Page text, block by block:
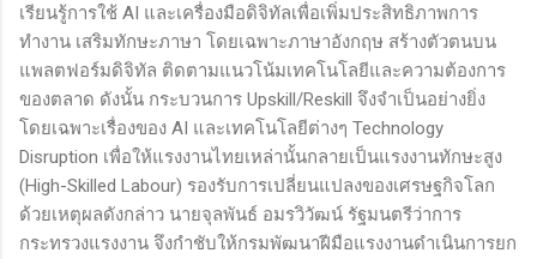
เรียนรู้การใช้ AI และเครื่องมือดิจิทัลเพื่อเพิ่มประสิทธิภาพการ
ทำงาน เสริมทักษะภาษา โดยเฉพาะภาษาอังกฤษ สร้างตัวตนบน
แพลตฟอร์มดิจิทัล ติดตามแนวโน้มเทคโนโลยีและความต้องการ
ของตลาด ดังนั้น กระบวนการ Upskill/Reskill จึงจำเป็นอย่างยิ่ง
โดยเฉพาะเรื่องของ AI และเทคโนโลยีต่างๆ Technology
Disruption เพื่อให้แรงงานไทยเหล่านั้นกลายเป็นแรงงานทักษะสูง
(High-Skilled Labour) รองรับการเปลี่ยนแปลงของเศรษฐกิจโลก
ด้วยเหตุผลดังกล่าว นายจุลพันธ์ อมรวิวัฒน์ รัฐมนตรีว่าการ
กระทรวงแรงงาน จึงกำชับให้กรมพัฒนาฝีมือแรงงานดำเนินการยก